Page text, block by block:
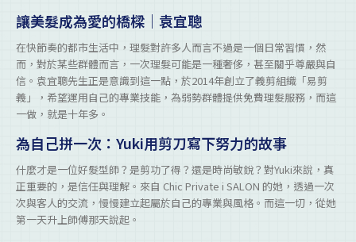
讓美髮成為愛的橋樑｜袁宜聰
在快節奏的都市生活中，理髮對許多人而言不過是一個日常習慣，然
而，對於某些群體而言，一次理髮可能是一種奢侈，甚至關乎尊嚴與自
信。袁宜聰先生正是意識到這一點，於2014年創立了義剪組織「易剪
義」，希望運用自己的專業技能，為弱勢群體提供免費理髮服務，而這
一做，就是十年多。
為自己拼一次：Yuki用剪刀寫下努力的故事
什麼才是一位好髮型師？是剪功了得？還是時尚敏銳？對Yuki來說，真
正重要的，是信任與理解。來自 Chic Private i SALON 的她，透過一次
次與客人的交流，慢慢建立起屬於自己的專業與風格。而這一切，從她
第一天升上師傅那天說起。